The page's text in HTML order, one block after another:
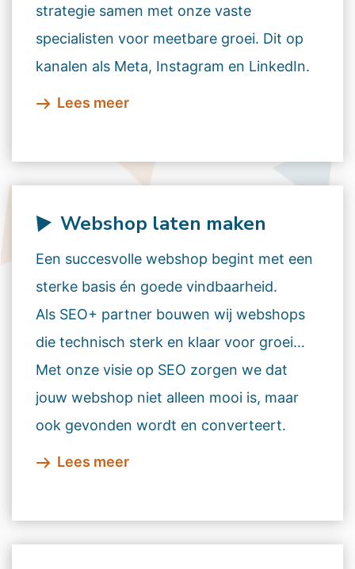
strategie samen met onze vaste
specialisten voor meetbare groei. Dit op
kanalen als Meta, Instagram en LinkedIn.
Lees meer
Webshop laten maken
Een succesvolle webshop begint met een
sterke basis én goede vindbaarheid.
Als SEO+ partner bouwen wij webshops
die technisch sterk en klaar voor groei
zijn.
Met onze visie op SEO zorgen we dat
jouw webshop niet alleen mooi is, maar
ook gevonden wordt en converteert.
Lees meer